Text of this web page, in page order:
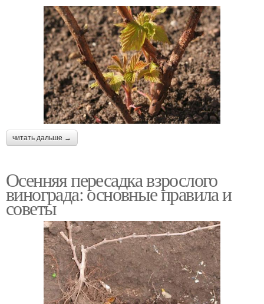
читать дальше →
Осенняя пересадка взрослого
винограда: основные правила и
советы